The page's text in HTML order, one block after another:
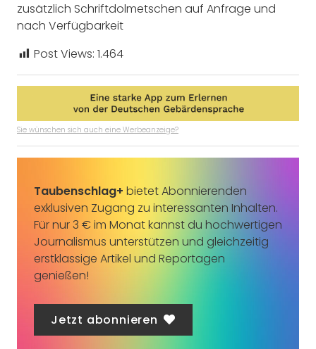
zusätzlich Schriftdolmetschen auf Anfrage und
nach Verfügbarkeit
Post Views: 1.464
Sie wünschen sich auch eine Werbeanzeige?
Taubenschlag+ bietet Abonnierenden
exklusiven Zugang zu interessanten Inhalten.
Für nur 3 € im Monat kannst du hochwertigen
Journalismus unterstützen und gleichzeitig
erstklassige Artikel und Reportagen
genießen!
Jetzt abonnieren